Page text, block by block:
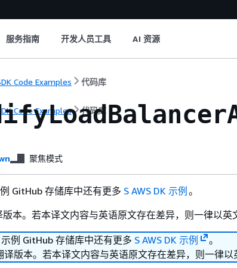
服务指南 开发人员工具 AI 资源
Code Examples 代码库
Code Examples 代码库
聚焦模式
GitHub 存储库中还有更多 S AWS DK 示例 。
本。若本译文内容与英语原文存在差异，则一律以英
示例 GitHub 存储库中还有更多 S AWS DK 示例
。
版本。若本译文内容与英语原文存在差异，则一律以